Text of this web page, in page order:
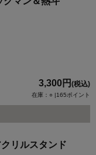
3,300円 (税込)
在庫：○ |165ポイント
リルスタンド